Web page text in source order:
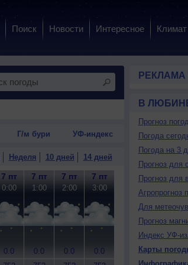
Поиск Новости Интересное Климат
Г/м бури УФ-индекс
Неделя 10 дней 14 дней
7 пт
0:00
0.0
7 пт
1:00
0.0
7 пт
2:00
0.0
7 пт
3:00
0.0
7 пт
0.0
7
РЕКЛАМА
В
Прогноз
Погода
Погода на 3
Прогноз для
Прогноз для
Агропрогноз
Для
Прогноз
Индекс УФ-
Карты